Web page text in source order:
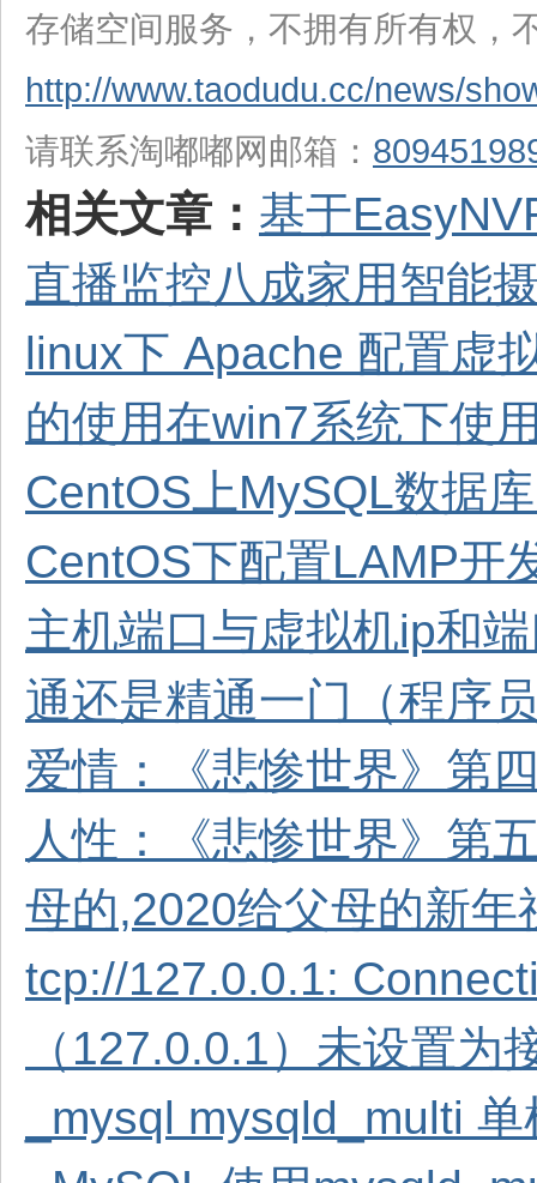
存储空间服务，不拥有所有权，
http://www.taodudu.cc/news/
请联系淘嘟嘟网邮箱：
相关文章： 基于
直播监控八成家用智能
linux下 Apache 配置虚
的使用在win7系统下使
CentOS上MySQL数据
CentOS下配置LAMP开
主机端口与虚拟机ip和
通还是精通一门（程序
爱情：《悲惨世界》第
人性：《悲惨世界》第
母的,2020给父母的新年
tcp://127.0.0.1:
（127.0.0.1）未设置为
_mysql mysqld_multi